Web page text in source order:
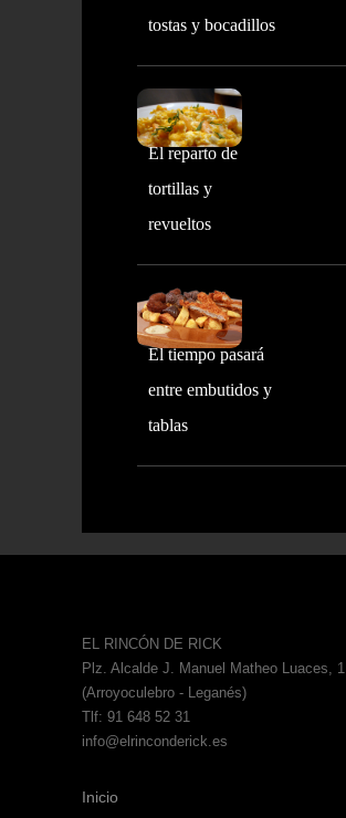
tostas y bocadillos
El reparto de
tortillas y
revueltos
El tiempo pasará
entre embutidos y
tablas
EL RINCÓN DE RICK
Plz. Alcalde J. Manuel Matheo Luaces, 1
(Arroyoculebro - Leganés)
Tlf: 91 648 52 31
info@elrinconderick.es
Inicio